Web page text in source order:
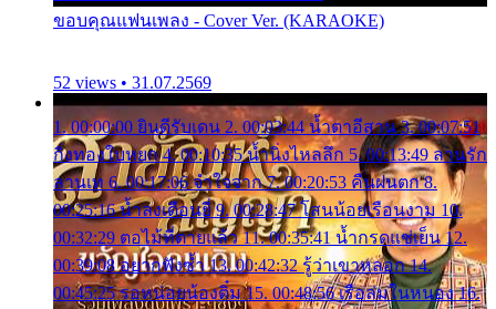
ขอบคุณแฟนเพลง - Cover Ver. (KARAOKE)
52 views • 31.07.2569
1. 00:00:00 ยินดีรับเดน 2. 00:03:44 น้ำตาอีสาน 3. 00:07:51
กิ่งทองใบหยก 4. 00:10:35 น้ำนิ่งไหลลึก 5. 00:13:49 ลานรัก
ลานเท 6. 00:17:06 จำใจจาก 7. 00:20:53 คืนฝนตก 8.
00:25:16 น้ำลงเดือนยี่ 9. 00:28:47 โสนน้อยเรือนงาม 10.
00:32:29 ตอไม้ที่ตายแล้ว 11. 00:35:41 น้ำกรดแช่เย็น 12.
00:39:08 อยากฟังซ้ำ 13. 00:42:32 รู้ว่าเขาหลอก 14.
00:45:25 รอหน่อยน้องติ๋ม 15. 00:48:56 เรือล่มในหนอง 16.